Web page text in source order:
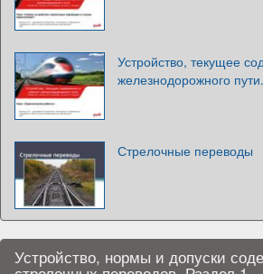
Устройство, текущее
железнодорожного
Стрелочные переводы
Устройство, нормы и допуски